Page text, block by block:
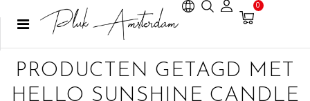
0
PRODUCTEN GETAGD MET
HELLO SUNSHINE CANDLE